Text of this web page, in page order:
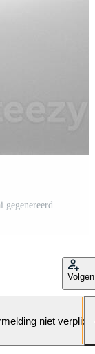
wit helder ruim studio met een groot venster - ai gegenereerd beeld Pro Foto
Volgen
niet verplicht